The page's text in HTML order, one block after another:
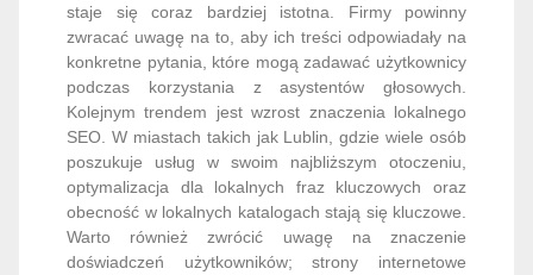
staje się coraz bardziej istotna. Firmy powinny
zwracać uwagę na to, aby ich treści odpowiadały na
konkretne pytania, które mogą zadawać użytkownicy
podczas korzystania z asystentów głosowych.
Kolejnym trendem jest wzrost znaczenia lokalnego
SEO. W miastach takich jak Lublin, gdzie wiele osób
poszukuje usług w swoim najbliższym otoczeniu,
optymalizacja dla lokalnych fraz kluczowych oraz
obecność w lokalnych katalogach stają się kluczowe.
Warto również zwrócić uwagę na znaczenie
doświadczeń użytkowników; strony internetowe